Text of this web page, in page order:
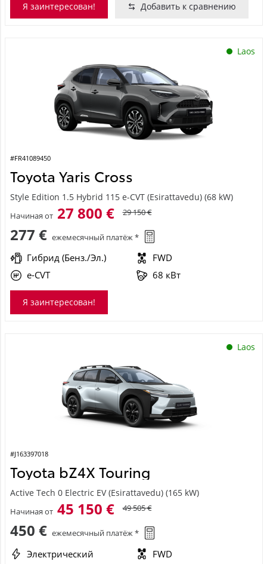
Я заинтересован! Добавить к сравнению
Laos
#FR41089450
Toyota Yaris Cross
Style Edition 1.5 Hybrid 115 e-CVT (Esirattavedu) (68 kW)
Начиная от 27 800 € 29 150 €
277 € ежемесячный платёж *
Гибрид (Бенз./Эл.)
FWD
e-CVT
68 кВт
Я заинтересован!
Laos
#J163397018
Toyota bZ4X Touring
Active Tech 0 Electric EV (Esirattavedu) (165 kW)
Начиная от 45 150 € 49 505 €
450 € ежемесячный платёж *
Электрический
FWD